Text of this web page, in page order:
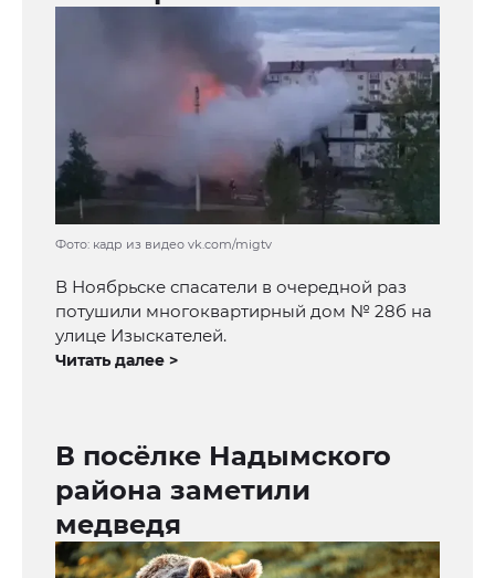
Фото: кадр из видео vk.com/migtv
В Ноябрьске спасатели в очередной раз
потушили многоквартирный дом № 28б на
улице Изыскателей.
Читать далее >
В посёлке Надымского
района заметили
медведя